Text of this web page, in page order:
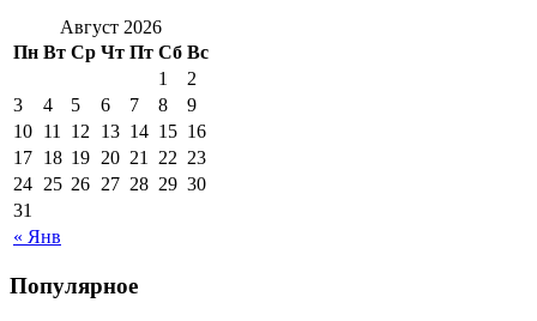
Август 2026
Пн Вт Ср Чт Пт Сб Вс
« Янв
1
2
3
4 5 6 7 8
9
10 11 12 13 14 15 16
17 18 19 20 21 22 23
24 25 26 27 28 29 30
31
Популярное